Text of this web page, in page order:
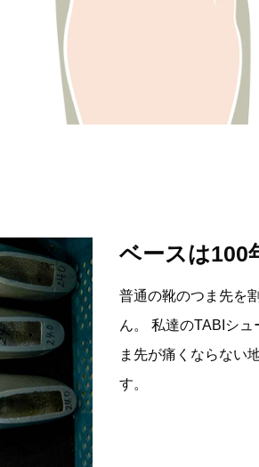
ベースは100
普通の靴のつま先を
ん。 私達のTABIシ
ま先が痛くならない
す。